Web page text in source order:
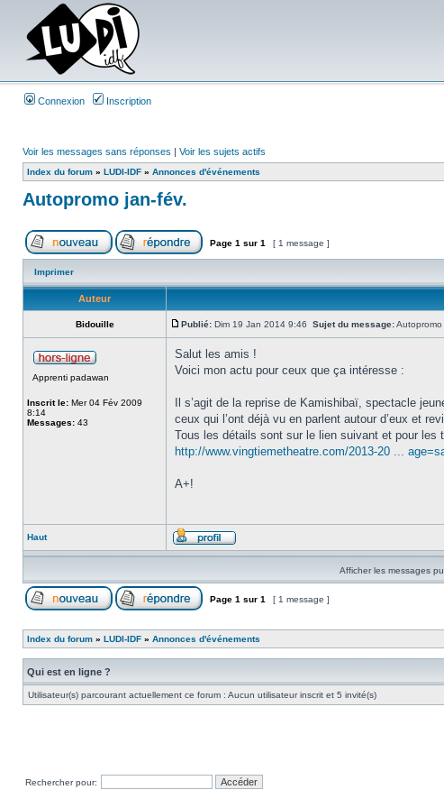
Connexion Inscription
Voir les messages sans réponses | Voir les sujets actifs
Index du forum » LUDI-IDF » Annonces d'événements
Autopromo jan-fév.
Page 1 sur 1 [ 1 message ]
Imprimer
Auteur
Bidouille Publié: Dim 19 Jan 2014 9:46 Sujet du message:Autopromo
Apprenti padawan
Inscrit le: Mer 04 Fév 2009
8:14
Messages: 43
Salut les amis !
Voici mon actu pour ceux que ça intéresse :
Il s’agit de la reprise de Kamishibaï, spectacle
ceux qui l’ont déjà vu en parlent autour d’eux et
Tous les détails sont sur le lien suivant et pour les
http://www.vingtiemetheatre.com/2013-20 ...
A+!
Haut
Afficher les messages
Page 1 sur 1 [ 1 message ]
Index du forum » LUDI-IDF » Annonces d'événements
Qui est en ligne ?
Utilisateur(s) parcourant actuellement ce forum : Aucun utilisateur inscrit et 5 invité(s)
Rechercher pour: